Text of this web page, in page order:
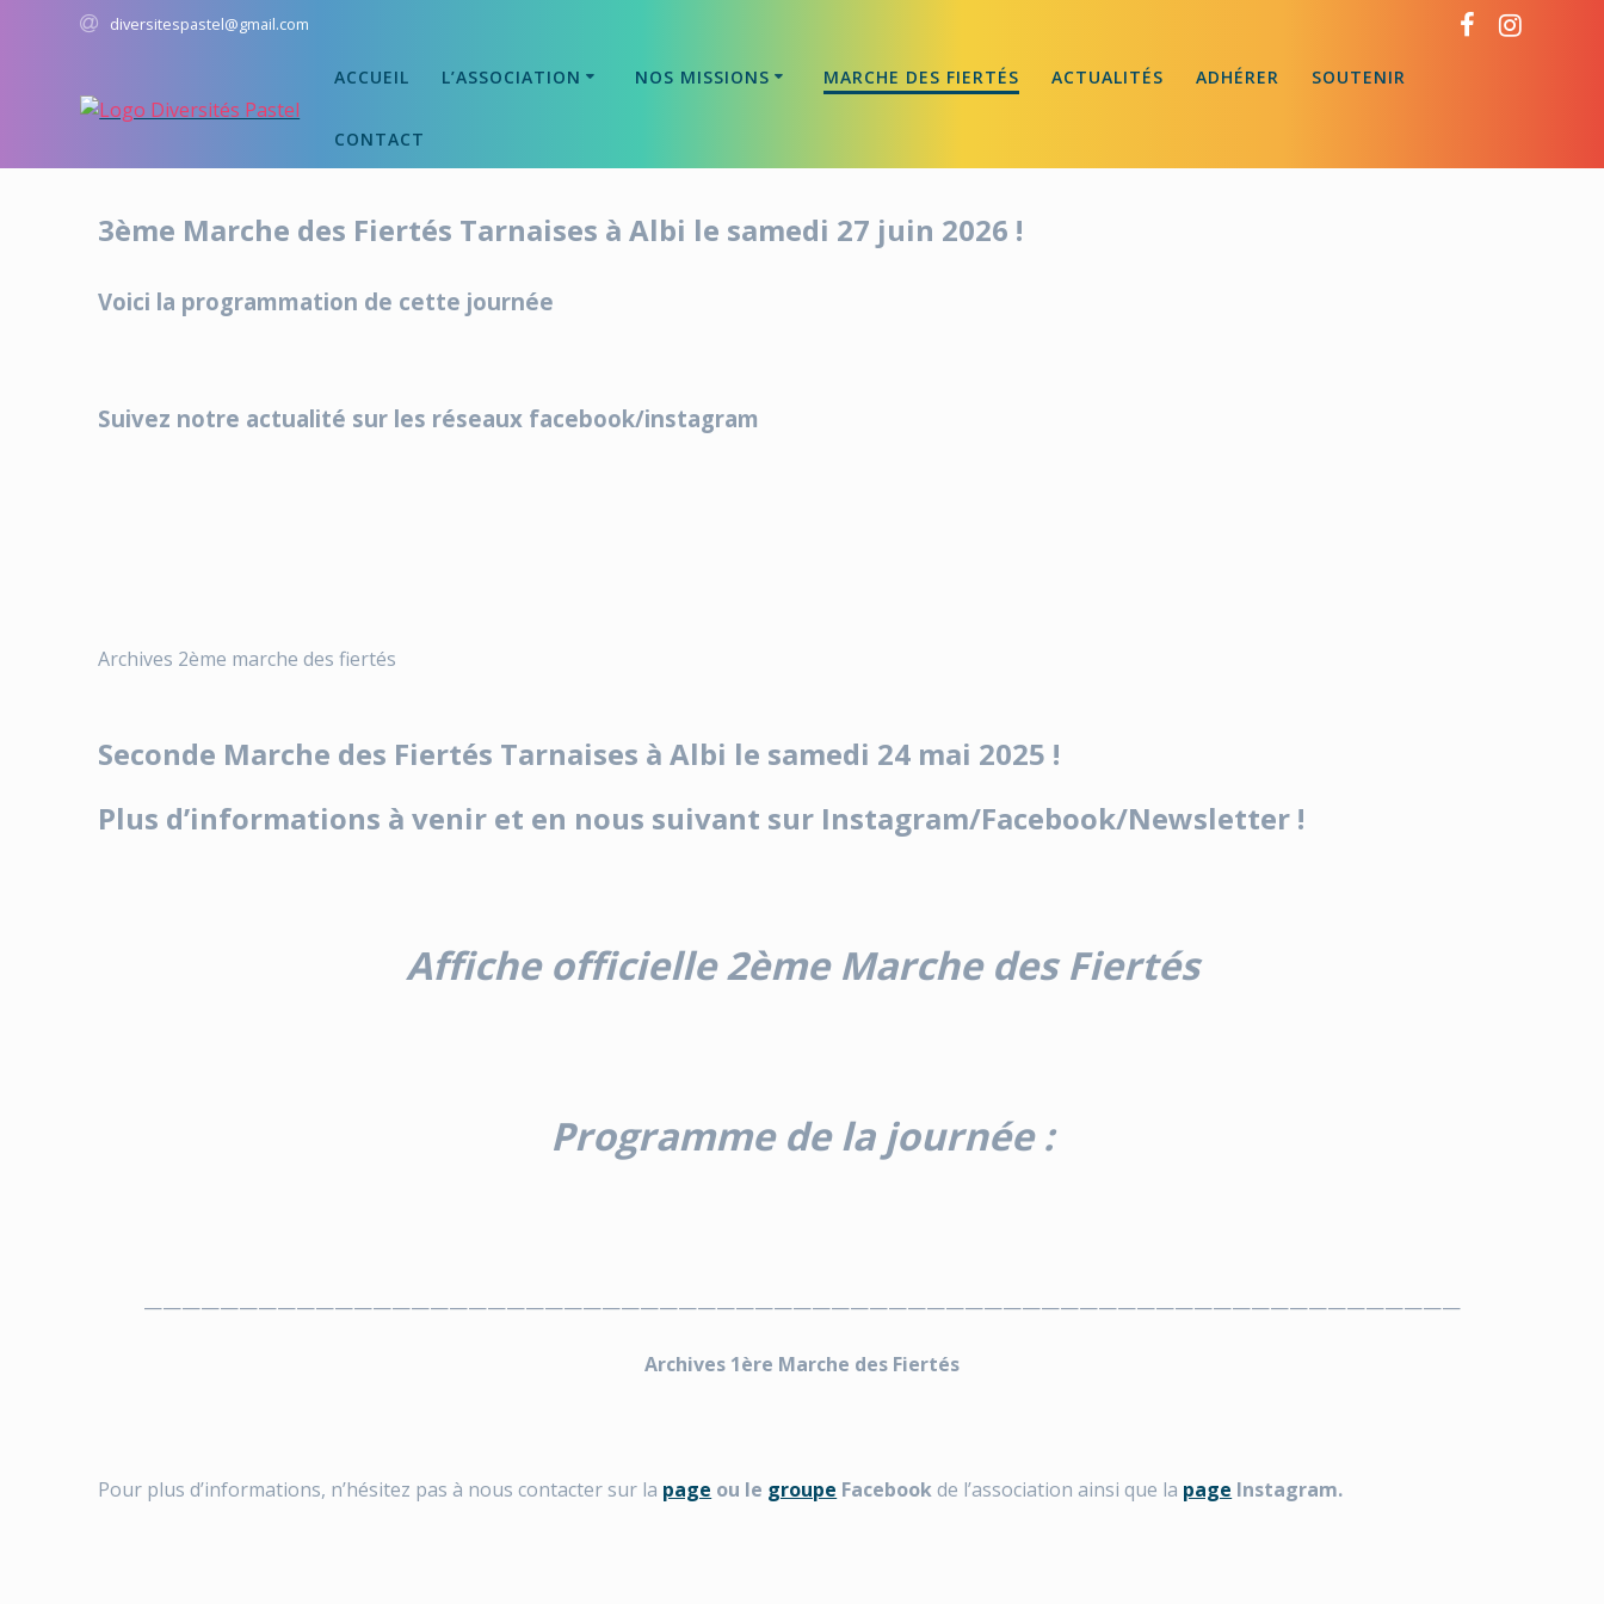
diversitespastel@gmail.com
ACCUEIL L’ASSOCIATION NOS MISSIONS MARCHE DES FIERTÉS ACTUALITÉS ADHÉRER SOUTENIR
CONTACT
3ème Marche des Fiertés Tarnaises à Albi le samedi 27 juin 2026 !
Voici la programmation de cette journée
Suivez notre actualité sur les réseaux facebook/instagram
Archives 2ème marche des fiertés
Seconde Marche des Fiertés Tarnaises à Albi le samedi 24 mai 2025 !
Plus d’informations à venir et en nous suivant sur Instagram/Facebook/Newsletter !
Affiche officielle 2ème Marche des Fiertés
Programme de la journée :
—————————————————————————————————————————————————————————————————————
Archives 1ère Marche des Fiertés
Pour plus d’informations, n’hésitez pas à nous contacter sur la page ou le groupe Facebookde l’association ainsi que la page Instagram.